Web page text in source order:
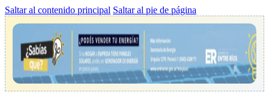
Saltar al contenido principal Saltar al pie de página